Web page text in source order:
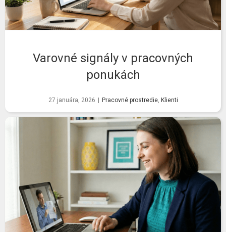
Varovné signály v pracovných
ponukách
27 januára, 2026 | Pracovné prostredie, Klienti